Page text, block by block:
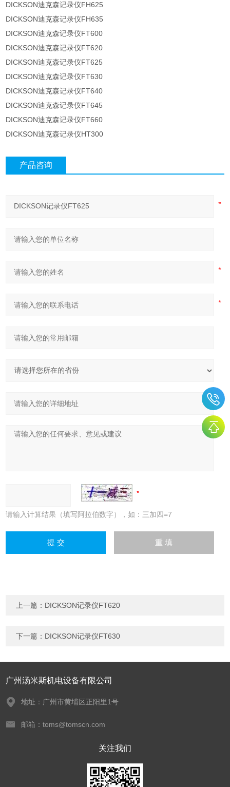
DICKSON迪克森记录仪FH625
DICKSON迪克森记录仪FH635
DICKSON迪克森记录仪FT600
DICKSON迪克森记录仪FT620
DICKSON迪克森记录仪FT625
DICKSON迪克森记录仪FT630
DICKSON迪克森记录仪FT640
DICKSON迪克森记录仪FT645
DICKSON迪克森记录仪FT660
DICKSON迪克森记录仪HT300
产品咨询
请输入计算结果（填写阿拉伯数字），如：三加四=7
上一篇： DICKSON记录仪FT620
下一篇： DICKSON记录仪FT630
广州汤米斯机电设备有限公司
地址：广州市黄埔区正阳里1号
邮箱：toms@tomscn.com
关注我们